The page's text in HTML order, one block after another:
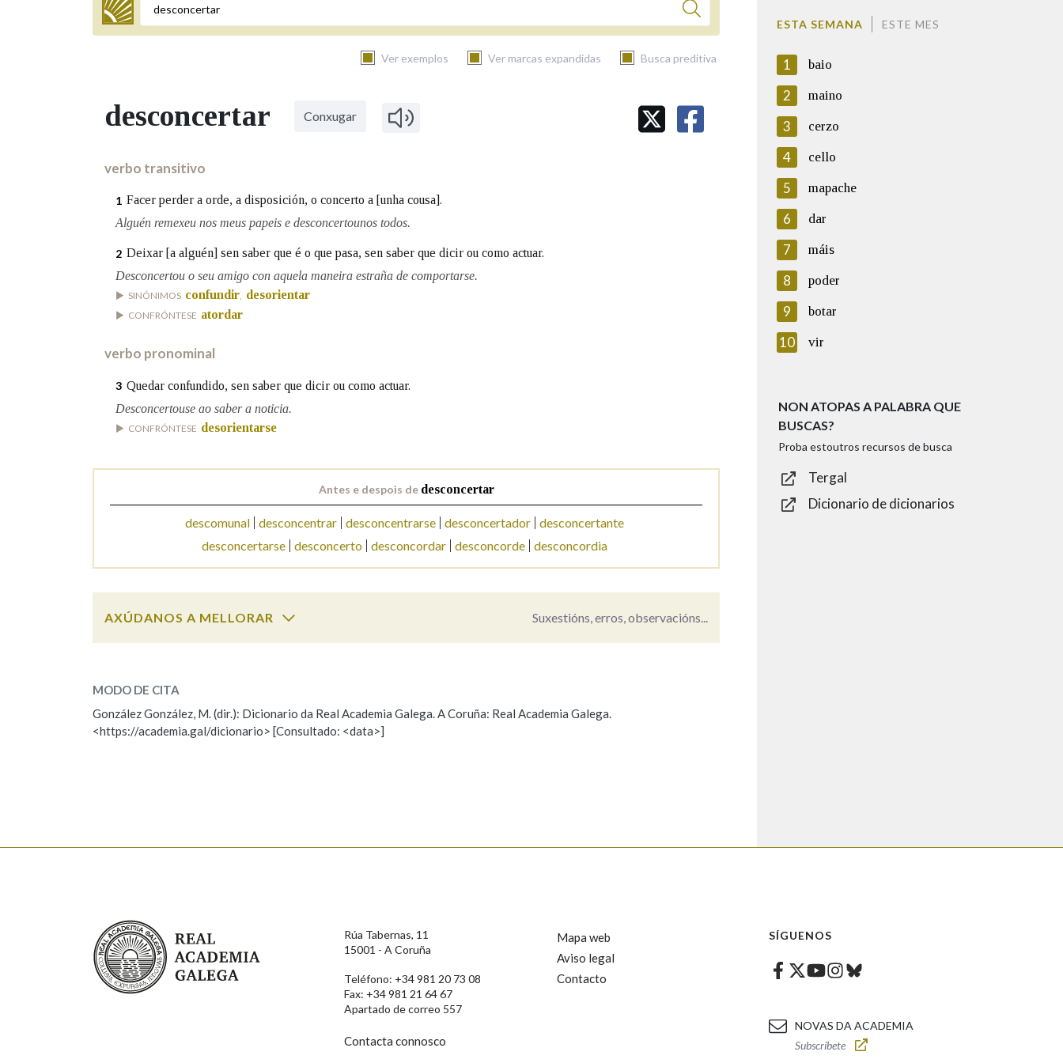
Termo a buscar
Ver exemplos Ver marcas expandidas Busca preditiva
BUSCAR NOS LEMAS
Remata por
Contén Na fraseoloxía
OUTRAS OPCIÓNS DE BUSCA
Marcas gramaticais
AXUDA NA BUSCA LIMPAR BUSCA
desconcertar Conxugar
verbo transitivo
1 Facer perder a orde, a disposición, o concerto a [unha cousa].
Alguén remexeu nos meus papeis e desconcertounos todos.
2 Deixar [a alguén] sen saber que é o que pasa, sen saber que dicir ou como actuar.
Desconcertou o seu amigo con aquela maneira estraña de comportarse.
SINÓNIMOS confundir, desorientar
CONFRÓNTESE atordar
verbo pronominal
3 Quedar confundido, sen saber que dicir ou como actuar.
Desconcertouse ao saber a noticia.
CONFRÓNTESE desorientarse
Antes e despois de desconcertar
descomunal desconcentrar desconcentrarse desconcertador
desconcertante
desconcertarse
desconcerto desconcordar desconcorde desconcordia
AXÚDANOS A MELLORAR Suxestións, erros, observacións...
ESCOLLE UNHA OPCIÓN:
Observación Hai un erro na palabra Propoño mellorar a definición
Comentario
MODO DE CITA
González González, M. (dir.): Dicionario da Real Academia Galega. A Coruña: Real Academia Galega.
<https://academia.gal/dicionario> [Consultado: <data>]
ESTA SEMANA ESTE MES
1 baio
2 maino
3 cerzo
4 cello
5 mapache
6 dar
7 máis
8 poder
9 botar
10 vir
NON ATOPAS A PALABRA QUE
BUSCAS?
Proba estoutros recursos de busca
Tergal
Dicionario de dicionarios
Real Academia Galega
Rúa Tabernas, 11
15001 - A Coruña
Teléfono: +34 981 20 73 08
Fax: +34 981 21 64 67
Apartado de correo 557
Contacta connosco
Mapa web
Aviso legal
Contacto
SÍGUENOS
Facebook
Twitter
Youtube
Instagram
Bluesky
NOVAS DA ACADEMIA
Subscríbete